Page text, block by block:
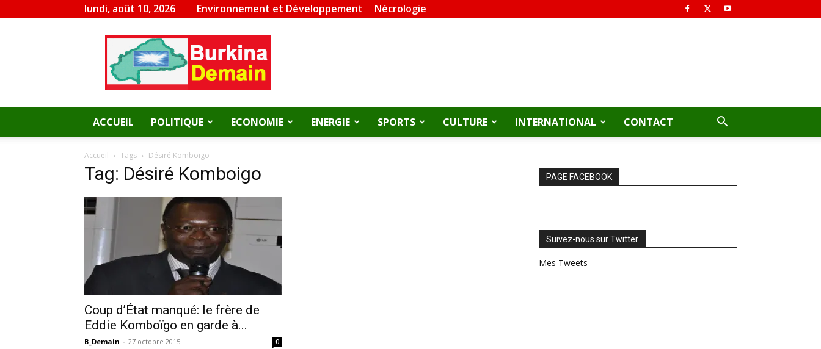
lundi, août 10, 2026 Environnement et Développement Nécrologie
Burkina
Demain
ACCUEIL POLITIQUE ECONOMIE ENERGIE SPORTS CULTURE INTERNATIONAL CONTACT
Accueil Tags Désiré Komboigo
Tag: Désiré Komboigo
Coup d’État manqué: le frère de
Eddie Komboïgo en garde à...
B_Demain - 27 octobre 2015 0
PAGE FACEBOOK
Suivez-nous sur Twitter
Mes Tweets